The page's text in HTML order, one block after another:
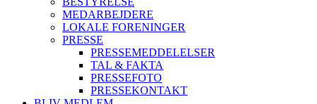
MEDARBEJDERE
LOKALE FORENINGER
PRESSE
PRESSEMEDDELELSER
TAL & FAKTA
PRESSEFOTO
PRESSEKONTAKT